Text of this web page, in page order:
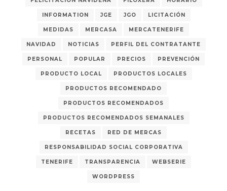
INFORMATION JGE JGO LICITACIÓN
MEDIDAS MERCASA MERCATENERIFE
NAVIDAD NOTICIAS PERFIL DEL CONTRATANTE
PERSONAL POPULAR PRECIOS PREVENCIÓN
PRODUCTO LOCAL PRODUCTOS LOCALES
PRODUCTOS RECOMENDADO
PRODUCTOS RECOMENDADOS
PRODUCTOS RECOMENDADOS SEMANALES
RECETAS RED DE MERCAS
RESPONSABILIDAD SOCIAL CORPORATIVA
TENERIFE TRANSPARENCIA WEBSERIE
WORDPRESS